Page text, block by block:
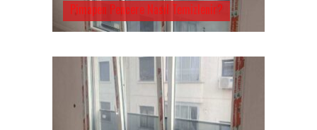
Pimapen Pencere Nasıl Temizlenir?